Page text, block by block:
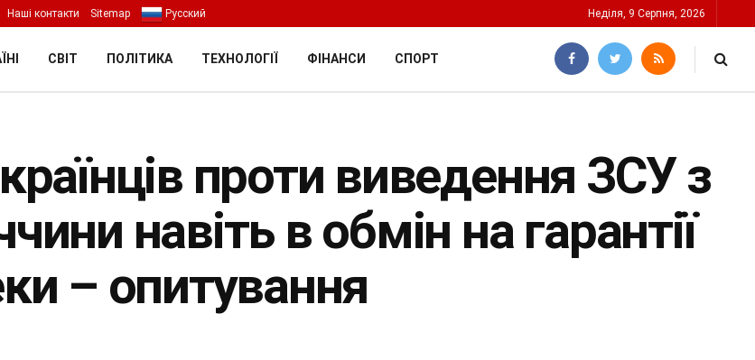
Наші контакти Sitemap Русский Неділя, 9 Серпня, 2026
СВІТ ПОЛІТИКА ТЕХНОЛОГІЇ ФІНАНСИ СПОРТ
проти виведення ЗСУ з
навіть в обмін на гарантії
– опитування